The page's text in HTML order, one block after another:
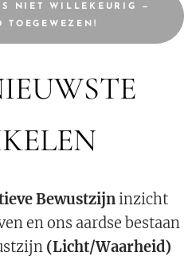
NIET WILLEKEURIG —
TOEGEWEZEN!
Bewustzijninzicht
en ons aardse bestaan
(Licht/Waarheid)